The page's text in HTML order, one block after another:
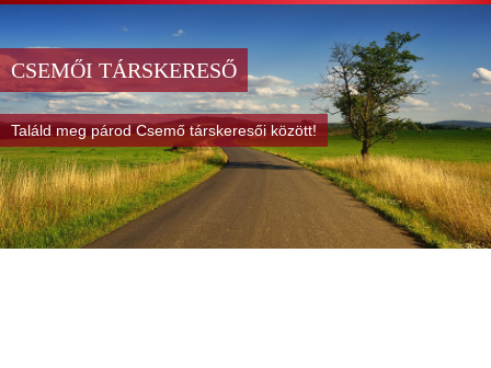
CSEMŐI TÁRSKERESŐ
Találd meg párod Csemő társkeresői között!